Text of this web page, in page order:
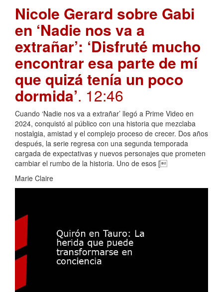
Nicole Gerard sobre Gabi
en ‘Nadie nos va a
extrañar’: ‘Disfruté mucho
encontrar esa parte de mí
que quizá tenía un poco
dormida’. 12:46
Cuando ‘Nadie nos va a extrañar’ llegó a Prime Video en
2024, conquistó al público con una historia que mezclaba
nostalgia, amistad y el complejo proceso de crecer. Dos años
después, la serie regresa con una segunda temporada
cargada de expectativas y nuevos personajes que prometen
cambiar el rumbo de la historia. Uno de esos [
Marie Claire